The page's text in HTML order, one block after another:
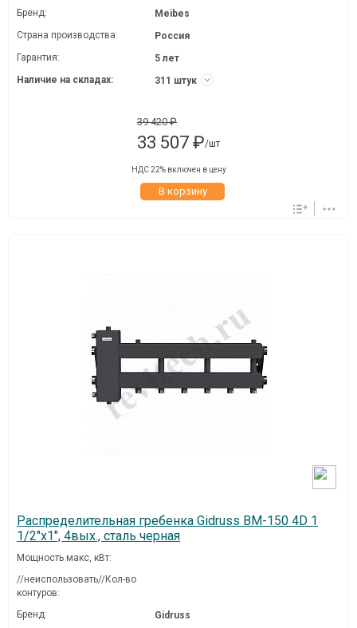
Бренд:
Meibes
Страна производства:
Россия
Гарантия:
5 лет
Наличие на складах:
311 штук
39 420 ₽
33 507 ₽/шт
НДС 22% включен в цену
В корзину
Распределительная гребенка Gidruss BM-150 4D 1
1/2"х1", 4вых., сталь черная
Мощность макс, кВт:
//неиспользовать//Кол-во
контуров:
Бренд:
Gidruss